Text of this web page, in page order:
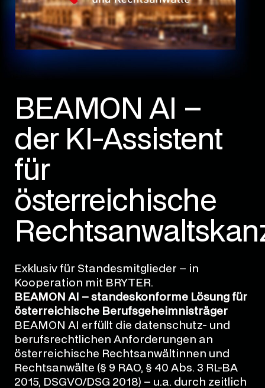
BEAMON AI –
der KI-Assistent
für
österreichische
Exklusiv für Standesmitglieder – in
Kooperation mit BRYTER.
BEAMON AI – standeskonforme Lösung für
österreichische Berufsgeheimnisträger
BEAMON AI erfüllt die datenschutz- und
berufsrechtlichen Anforderungen an
österreichische Rechtsanwältinnen und
Rechtsanwälte (§ 9 RAO, § 40 Abs. 3 RL-BA
2015, DSGVO/DSG 2018) – u.a. durch zeitlich